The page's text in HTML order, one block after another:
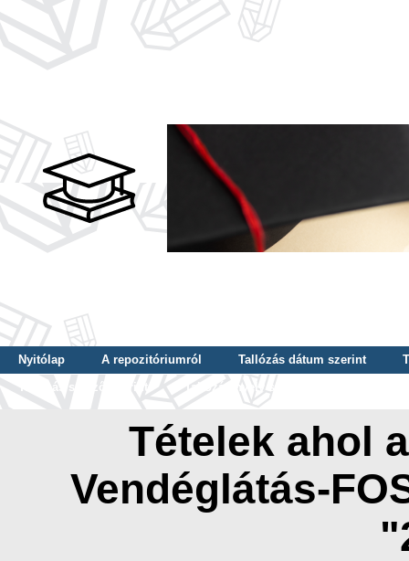
Nyitólap A repozitóriumról Tallózás dátum szerint
Tallózás szerző szerint
Tallózás nyelv szerint
Tételek ahol
Vendéglátás-